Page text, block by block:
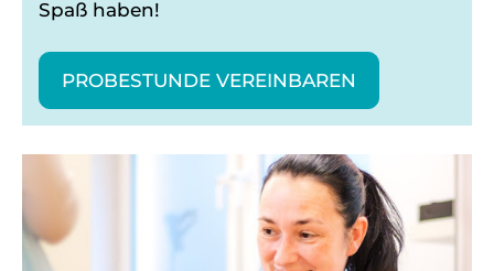
Spaß haben!
PROBESTUNDE VEREINBAREN